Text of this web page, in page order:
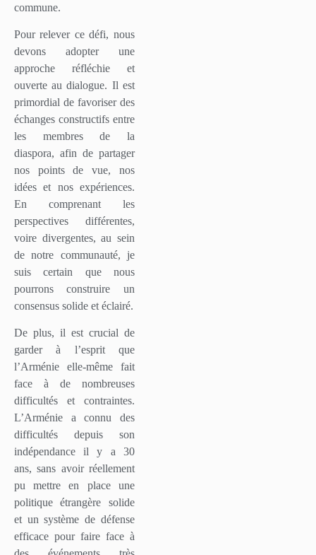
commune.
Pour relever ce défi, nous
devons adopter une
approche réfléchie et
ouverte au dialogue. Il est
primordial de favoriser des
échanges constructifs entre
les membres de la
diaspora, afin de partager
nos points de vue, nos
idées et nos expériences.
En comprenant les
perspectives différentes,
voire divergentes, au sein
de notre communauté, je
suis certain que nous
pourrons construire un
consensus solide et éclairé.
De plus, il est crucial de
garder à l’esprit que
l’Arménie elle-même fait
face à de nombreuses
difficultés et contraintes.
L’Arménie a connu des
difficultés depuis son
indépendance il y a 30
ans, sans avoir réellement
pu mettre en place une
politique étrangère solide
et un système de défense
efficace pour faire face à